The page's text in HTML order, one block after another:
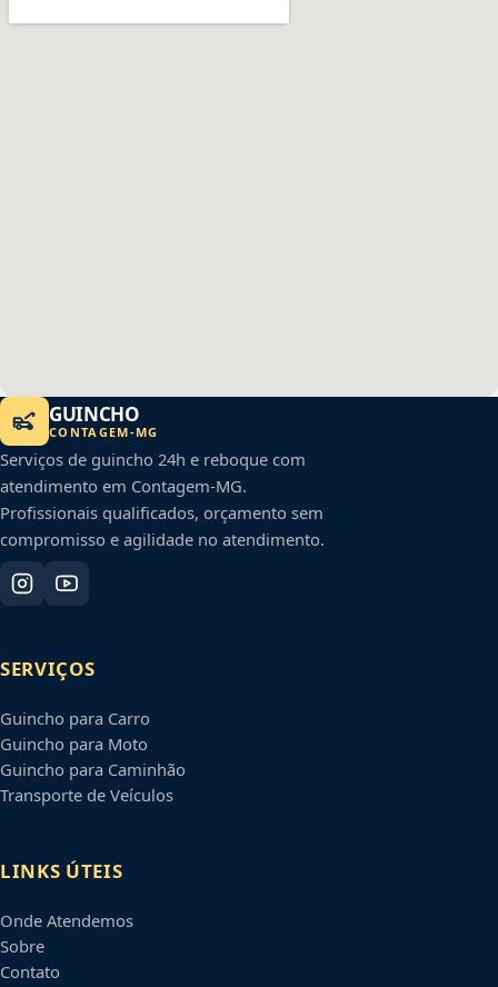
GUINCHO
CONTAGEM-MG
Serviços de guincho 24h e reboque com
atendimento em Contagem-MG.
Profissionais qualificados, orçamento sem
compromisso e agilidade no atendimento.
SERVIÇOS
Guincho para Carro
Guincho para Moto
Guincho para Caminhão
Transporte de Veículos
LINKS ÚTEIS
Onde Atendemos
Sobre
Contato